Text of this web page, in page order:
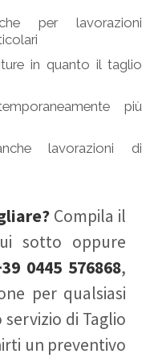
per lavorazioni
in quanto il taglio
più
lavorazioni di
Compila il
sotto oppure
0445 576868,
per qualsiasi
di Taglio
un preventivo